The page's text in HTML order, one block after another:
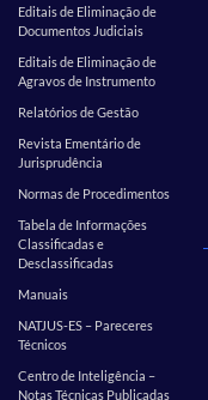
Editais de Eliminação de
Documentos Judiciais
Editais de Eliminação de
Agravos de Instrumento
Relatórios de Gestão
Revista Ementário de
Jurisprudência
Normas de Procedimentos
Tabela de Informações
Classificadas e
Desclassificadas
Manuais
NATJUS-ES – Pareceres
Técnicos
Centro de Inteligência –
Notas Técnicas Publicadas